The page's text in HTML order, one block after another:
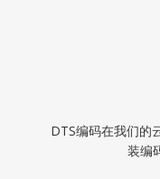
DTS编码在我们的
装编